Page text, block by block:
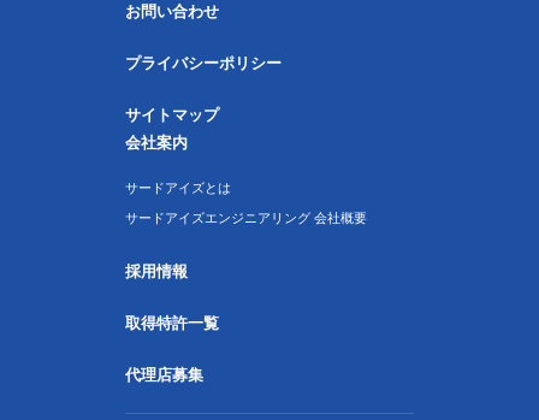
お問い合わせ
プライバシーポリシー
サイトマップ
会社案内
サードアイズとは
サードアイズエンジニアリング 会社概要
採用情報
取得特許一覧
代理店募集